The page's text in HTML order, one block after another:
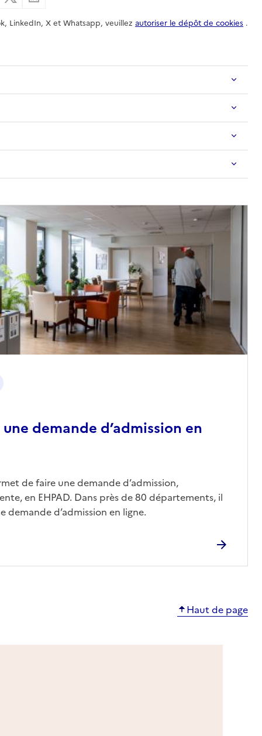
LinkedIn, X et Whatsapp, veuillez autoriser le dépôt de cookies .
demande d’admission en
de faire une demande d’admission,
en EHPAD. Dans près de 80 départements, il
demande d’admission en ligne.
Haut de page